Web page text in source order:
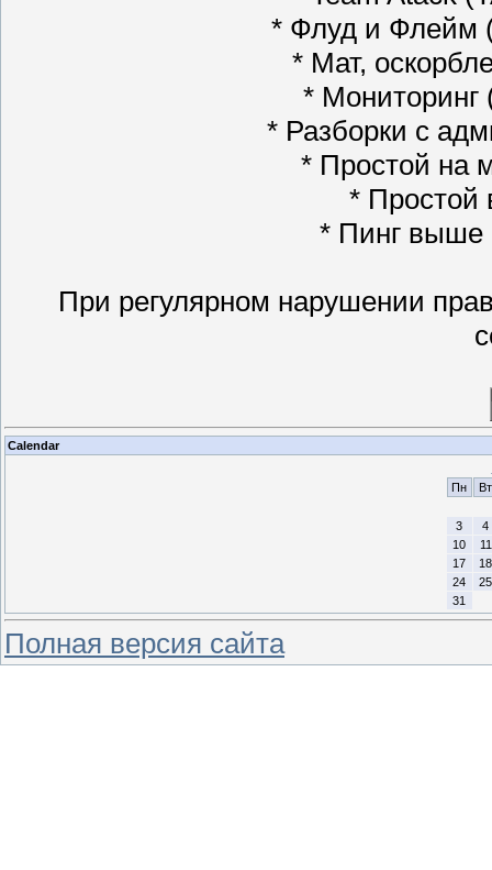
* Флуд и Флейм
* Мат,
* Мониторинг
* Разборки с
* Простой на
* Простой
* Пинг выше
При регулярном нарушении
Calendar
Пн
Вт
3
4
10
11
17
18
24
25
31
Полная версия сайта